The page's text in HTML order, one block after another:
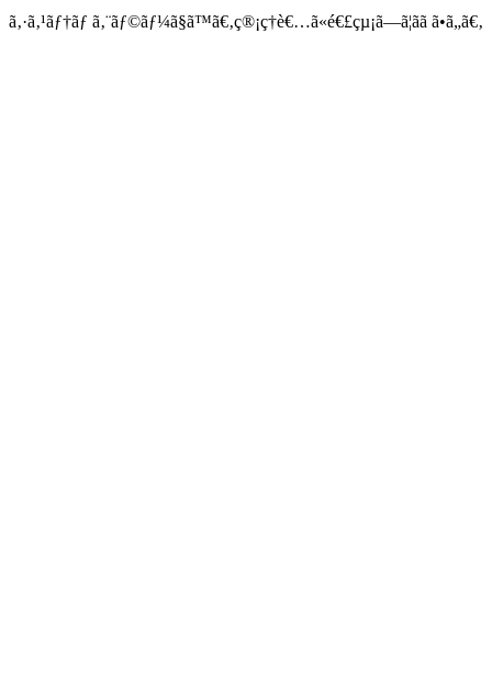
ã‚·ã‚¹ãƒ†ãƒ ã‚¨ãƒ©ãƒ¼ã§ã™ã€‚ç®¡ç†è€…ã«é€£çµ¡ã—ã¦ãã ã•ã„ã€‚